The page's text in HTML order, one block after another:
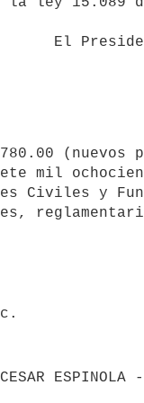
mil
Civiles y